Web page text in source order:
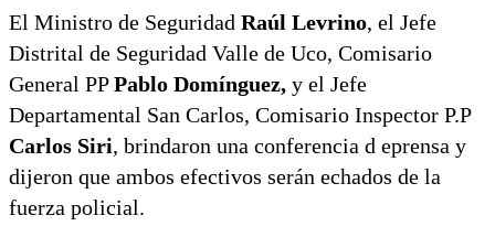
El Ministro de Seguridad Raúl Levrino, el Jefe
Distrital de Seguridad Valle de Uco, Comisario
General PPPablo Domínguez, y el Jefe
Departamental San Carlos, Comisario Inspector P.P
Carlos Siri, brindaron una conferencia d eprensa y
dijeron que ambos efectivos serán echados de la
fuerza policial.